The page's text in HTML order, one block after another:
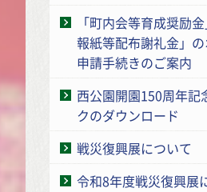
「町内会等育成奨励
報紙等配布謝礼金」
申請手続きのご案内
西公園開園150周年記
クのダウンロード
戦災復興展について
令和8年度戦災復興展